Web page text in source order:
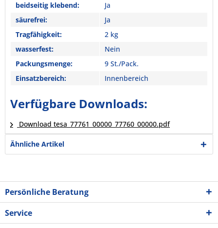
beidseitig klebend:
Ja
säurefrei:
Ja
Tragfähigkeit:
2 kg
wasserfest:
Nein
Packungsmenge:
9 St./Pack.
Einsatzbereich:
Innenbereich
Verfügbare Downloads:
Download tesa_77761_00000_77760_00000.pdf
Ähnliche Artikel
Persönliche Beratung
Service